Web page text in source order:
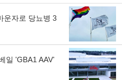
운자로 당뇨병 3
일 'GBA1 AAV'